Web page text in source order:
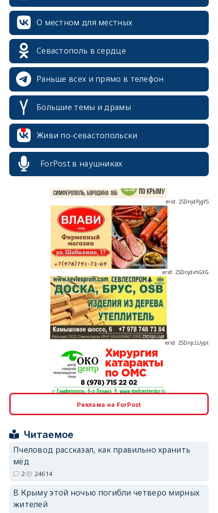
О местном для местных
Севастополь в сердце
Раньше всех и прямо в телефон
Большие темы и драмы
Живи по-севастопольски
ForPost в наушниках
erid: 2SDnjcrDNw6
erid: 2SDnjdvhGXG
erid: 2SDnjcLUypt
Реклама на ForPost
Читаемое
Пчеловод рассказал, как правильно хранить
мёд
2 24614
В Крыму этой ночью погибли четверо мирных
жителей